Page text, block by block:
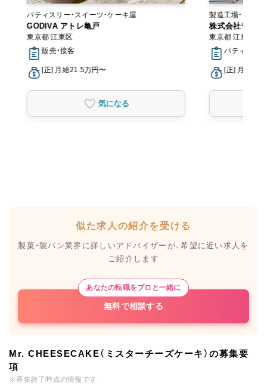
パティスリー・スイーツ・ケーキ屋
GODIVA アトレ亀戸
東京都 江東区
販売・接客
[正] 月給21.5万円〜
気になる
製造工場・ラボ 工房・アトリエ・オンラインショ
ップ
株式会社ランビ
東京都 江東区
パティシエ
[正] 月給
似た求人の紹介を受ける
製菓・製パン業界に詳しいアドバイザーが、希望に近い求人を
ご紹介します
あなたの転職をプロと一緒に
無料で相談する
Mr. CHEESECAKE（ミスターチーズケーキ）の募集要
項
※募集終了時点の情報です